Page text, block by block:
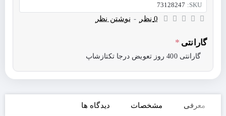
SKU:
73128247
0 نظر - نوشتن نظر
گارانتی
گارانتی 400 روز تعویض درجا تکتازشاپ
معرفی مشخصات دیدگاه ها